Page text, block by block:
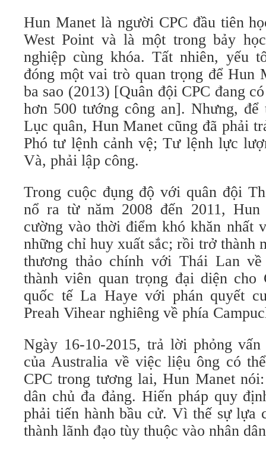
Hun Manet là người CPC đầu tiên
West Point và là một trong bảy
nghiệp cùng khóa. Tất nhiên, yếu
đóng một vai trò quan trọng để Hun
ba sao (2013) [Quân đội CPC đang
hơn 500 tướng công an]. Nhưng,
Lục quân, Hun Manet cũng đã phải
Phó tư lệnh cảnh vệ; Tư lệnh lực
Và, phải lập công.
Trong cuộc đụng độ với quân đội
nổ ra từ năm 2008 đến 2011,
cường vào thời điểm khó khăn nhất
những chỉ huy xuất sắc; rồi trở thành
thương thảo chính với Thái Lan
thành viên quan trọng đại diện cho
quốc tế La Haye với phán quyết
Preah Vihear nghiêng về phía
Ngày 16-10-2015, trả lời phỏng
của Australia về việc liệu ông có
CPC trong tương lai, Hun Manet
dân chủ đa đảng. Hiến pháp quy
phải tiến hành bầu cử. Vì thế sự lựa
thành lãnh đạo tùy thuộc vào nhân